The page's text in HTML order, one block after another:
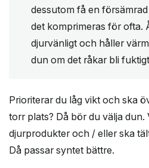
dessutom få en
det komprimeras för ofta.
djurvänligt och håller
dun om det råkar bli
Prioriterar du låg vikt och ska
torr plats? Då bör du välja dun.
djurprodukter och / eller ska
Då passar syntet bättre.